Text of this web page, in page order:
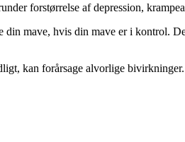
forstørrelse af depression,
mave, hvis din mave er i kontrol.
kan forårsage alvorlige bivirkninger.